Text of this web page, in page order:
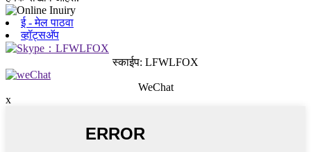
ई - मेल पाठवा
व्हॉट्सअ‍ॅप
स्काईप: LFWLFOX
WeChat
x